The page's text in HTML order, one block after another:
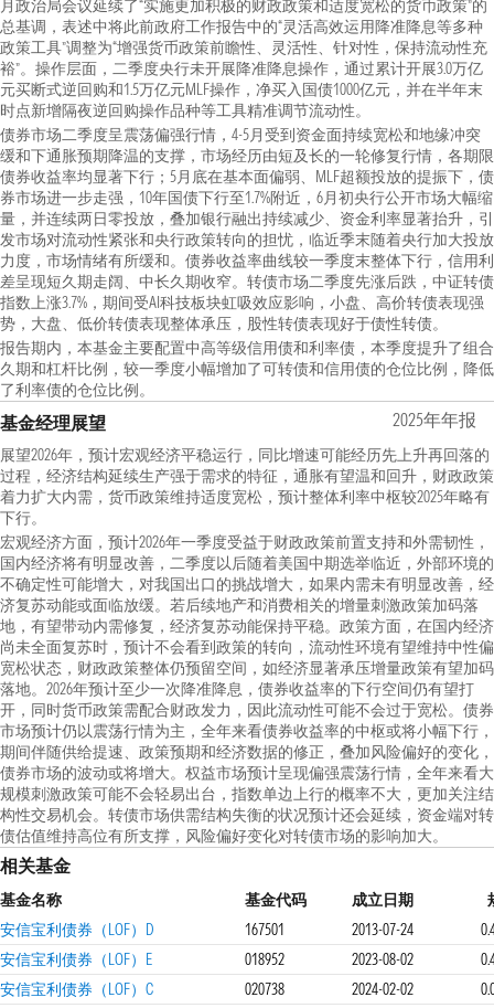
月政治局会议延续了“实施更加积极的财政政策和适度宽松的货币政策”的
总基调，表述中将此前政府工作报告中的“灵活高效运用降准降息等多种
政策工具”调整为“增强货币政策前瞻性、灵活性、针对性，保持流动性充
裕”。操作层面，二季度央行未开展降准降息操作，通过累计开展3.0万亿
元买断式逆回购和1.5万亿元MLF操作，净买入国债1000亿元，并在半年末
时点新增隔夜逆回购操作品种等工具精准调节流动性。
债券市场二季度呈震荡偏强行情，4-5月受到资金面持续宽松和地缘冲突
缓和下通胀预期降温的支撑，市场经历由短及长的一轮修复行情，各期限
债券收益率均显著下行；5月底在基本面偏弱、MLF超额投放的提振下，债
券市场进一步走强，10年国债下行至1.7%附近，6月初央行公开市场大幅缩
量，并连续两日零投放，叠加银行融出持续减少、资金利率显著抬升，引
发市场对流动性紧张和央行政策转向的担忧，临近季末随着央行加大投放
力度，市场情绪有所缓和。债券收益率曲线较一季度末整体下行，信用利
差呈现短久期走阔、中长久期收窄。转债市场二季度先涨后跌，中证转债
指数上涨3.7%，期间受AI科技板块虹吸效应影响，小盘、高价转债表现强
势，大盘、低价转债表现整体承压，股性转债表现好于债性转债。
报告期内，本基金主要配置中高等级信用债和利率债，本季度提升了组合
久期和杠杆比例，较一季度小幅增加了可转债和信用债的仓位比例，降低
了利率债的仓位比例。
基金经理展望 2025年年报
展望2026年，预计宏观经济平稳运行，同比增速可能经历先上升再回落的
过程，经济结构延续生产强于需求的特征，通胀有望温和回升，财政政策
着力扩大内需，货币政策维持适度宽松，预计整体利率中枢较2025年略有
下行。
宏观经济方面，预计2026年一季度受益于财政政策前置支持和外需韧性，
国内经济将有明显改善，二季度以后随着美国中期选举临近，外部环境的
不确定性可能增大，对我国出口的挑战增大，如果内需未有明显改善，经
济复苏动能或面临放缓。若后续地产和消费相关的增量刺激政策加码落
地，有望带动内需修复，经济复苏动能保持平稳。政策方面，在国内经济
尚未全面复苏时，预计不会看到政策的转向，流动性环境有望维持中性偏
宽松状态，财政政策整体仍预留空间，如经济显著承压增量政策有望加码
落地。2026年预计至少一次降准降息，债券收益率的下行空间仍有望打
开，同时货币政策需配合财政发力，因此流动性可能不会过于宽松。债券
市场预计仍以震荡行情为主，全年来看债券收益率的中枢或将小幅下行，
期间伴随供给提速、政策预期和经济数据的修正，叠加风险偏好的变化，
债券市场的波动或将增大。权益市场预计呈现偏强震荡行情，全年来看大
规模刺激政策可能不会轻易出台，指数单边上行的概率不大，更加关注结
构性交易机会。转债市场供需结构失衡的状况预计还会延续，资金端对转
债估值维持高位有所支撑，风险偏好变化对转债市场的影响加大。
相关基金
基金名称 基金代码 成立日期
安信宝利债券（LOF）D
167501 2013-07-24
安信宝利债券（LOF）E
018952 2023-08-02
安信宝利债券（LOF）C
020738 2024-02-02